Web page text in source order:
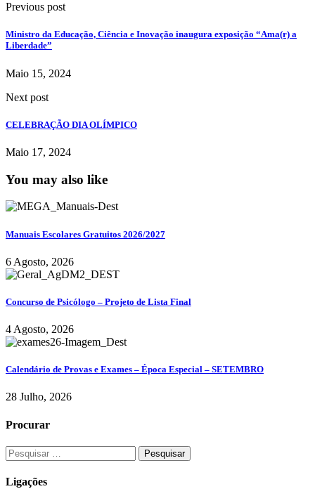
Previous post
Ministro da Educação, Ciência e Inovação inaugura exposição “Ama(r) a
Liberdade”
Maio 15, 2024
Next post
CELEBRAÇÃO DIA OLÍMPICO
Maio 17, 2024
You may also like
Manuais Escolares Gratuitos 2026/2027
6 Agosto, 2026
Concurso de Psicólogo – Projeto de Lista Final
4 Agosto, 2026
Calendário de Provas e Exames – Época Especial – SETEMBRO
28 Julho, 2026
Procurar
Ligações